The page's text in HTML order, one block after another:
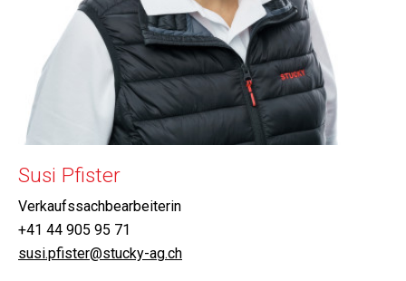
Susi Pfister
Verkaufssachbearbeiterin
+41 44 905 95 71
susi.pfister@stucky-ag.ch